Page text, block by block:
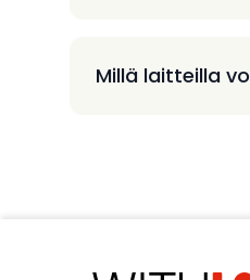
Millä laitteilla